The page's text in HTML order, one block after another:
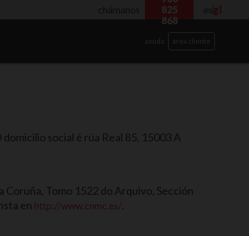
825
868
gl
axuda área cliente
social é rúa Real 85, 15003 A
Tomo 1522 do Arquivo, Sección
en http://www.cnmc.es/.